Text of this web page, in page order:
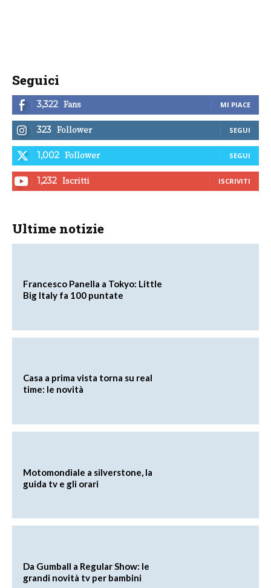
Seguici
3,322 Fans MI PIACE
323 Follower SEGUI
1,002 Follower SEGUI
1,232 Iscritti ISCRIVITI
Ultime notizie
Francesco Panella a Tokyo: Little
Big Italy fa 100 puntate
Casa a prima vista torna su real
time: le novità
Motomondiale a silverstone, la
guida tv e gli orari
Da Gumball a Regular Show: le
grandi novità tv per bambini